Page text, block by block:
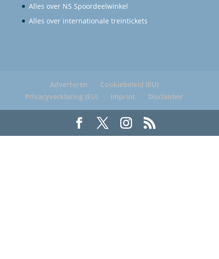
Alles over NS Spoordeelwinkel
Alles over internationale treintickets
Adverteren
Cookiebeleid (EU)
Privacyverklaring (EU)
Imprint Disclaimer